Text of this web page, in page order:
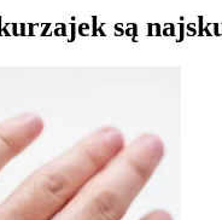
są